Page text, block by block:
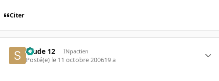
Citer
Stude 12 INpactien
Posté(e) le 11 octobre 200619 a